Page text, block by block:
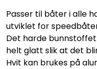
Passer til båter i alle
utviklet for
Det harde
helt glatt slik at det
Hvit kan brukes på